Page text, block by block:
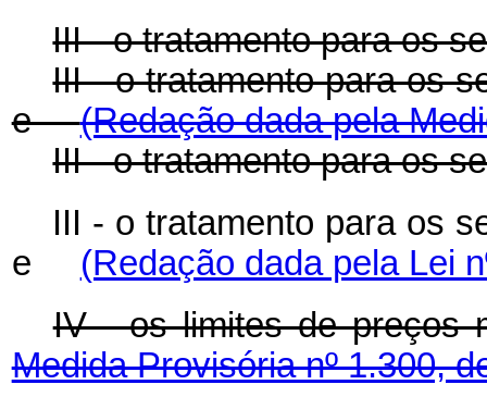
III - o tratamento para os
III - o tratamento para os
e(Redação dada pela
III - o tratamento para os
III - o tratamento para os
e (Redação dada pela Lei
IV - os limites de
Medida Provisória nº 1.300,